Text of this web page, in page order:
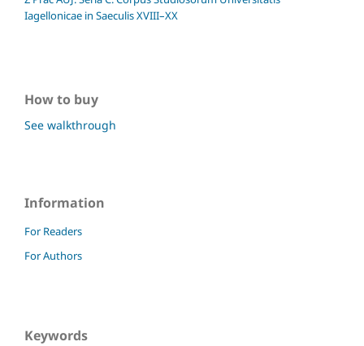
Iagellonicae in Saeculis XVIII–XX
How to buy
See walkthrough
Information
For Readers
For Authors
Keywords